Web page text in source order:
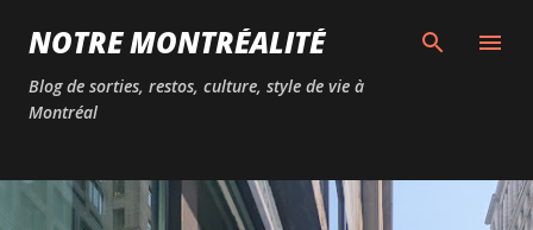
Passer au contenu principal
NOTRE MONTRÉALITÉ
Blog de sorties, restos, culture, style de vie à
Montréal